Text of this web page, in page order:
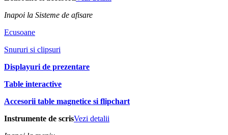
Inapoi la Sisteme de afisare
Ecusoane
Snururi si clipsuri
Displayuri de prezentare
Table interactive
Accesorii table magnetice si flipchart
Instrumente de scrisVezi detalii